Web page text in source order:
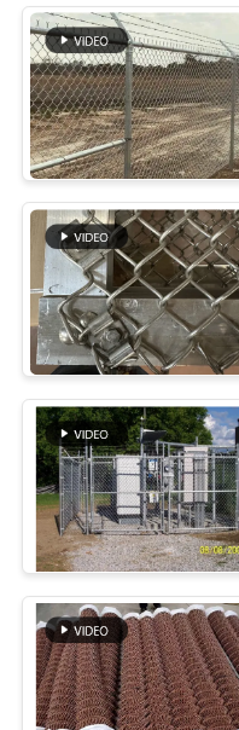
引
用
を
要
求
し
な
さ
い
PRIVACY
POLICY
チェー
ェンス
ック
金網の
ステン